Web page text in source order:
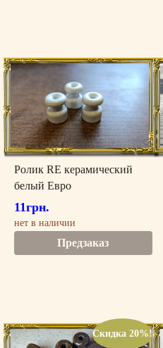
Ролик RE керамический
белый Евро
11грн.
нет в наличии
Предзаказ
Скидка 20%!